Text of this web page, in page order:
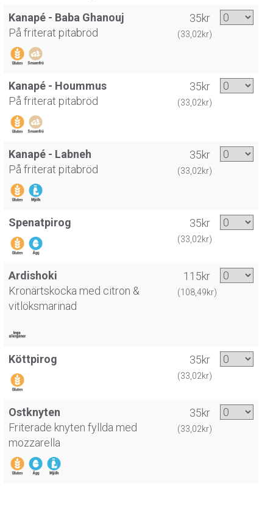
Kanapé - Baba Ghanouj
På friterat pitabröd
35kr
(33,02kr)
Kanapé - Hoummus
På friterat pitabröd
35kr
(33,02kr)
Kanapé - Labneh
På friterat pitabröd
35kr
(33,02kr)
Spenatpirog 35kr
(33,02kr)
Ardishoki
Kronärtskocka med citron &
vitlöksmarinad
115kr
(108,49kr)
Köttpirog 35kr
(33,02kr)
Ostknyten
Friterade knyten fyllda med
mozzarella
35kr
(33,02kr)